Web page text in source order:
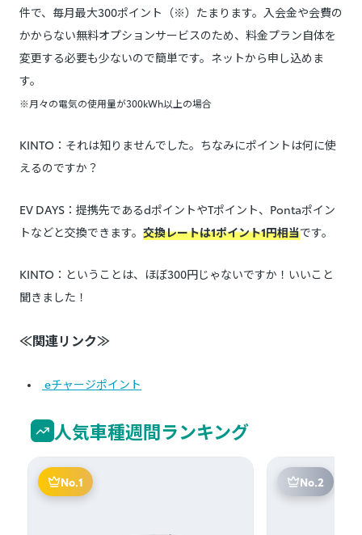
件で、毎月最大300ポイント（※）たまります。入会金や会費の
かからない無料オプションサービスのため、料金プラン自体を
変更する必要も少ないので簡単です。ネットから申し込めま
す。
※月々の電気の使用量が300kWh以上の場合
KINTO：それは知りませんでした。ちなみにポイントは何に使
えるのですか？
EV DAYS：提携先であるdポイントやTポイント、Pontaポイン
トなどと交換できます。 交換レートは1ポイント1円相当です。
KINTO：ということは、ほぼ300円じゃないですか！いいこと
聞きました！
≪関連リンク≫
eチャージポイント